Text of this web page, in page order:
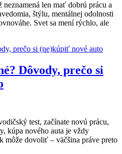
len mať dobrú prácu a
štýlu, mentálnej odolnosti
Svet sa mení rýchlo, ale
Dôvody, prečo si
test, začínate novú prácu,
kúpa nového auta je vždy
môže dovoliť – väčšina práve preto